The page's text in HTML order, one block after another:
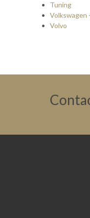
Tuning
Volkswagen
Volvo